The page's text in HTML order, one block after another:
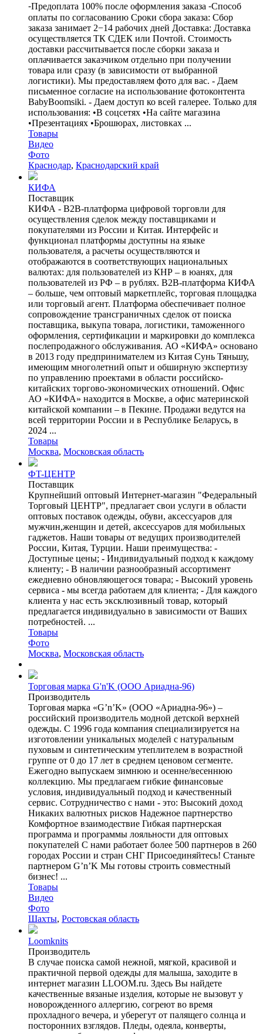
⁃Предоплата 100% после оформления заказа ⁃Способ
оплаты по согласованию Сроки сбора заказа: Сбор
заказа занимает 2−14 рабочих дней Доставка: Доставка
осуществляется ТК СДЕК или Почтой. Стоимость
доставки рассчитывается после сборки заказа и
оплачивается заказчиком отдельно при получении
товара или сразу (в зависимости от выбранной
логистики). Мы предоставляем фото для вас. - Даем
письменное согласие на использование фотоконтента
BabyBoomsiki. - Даем доступ ко всей галерее. Только для
использования: •В соцсетях •На сайте магазина
•Презентациях •Брошюрах, листовках ...
Товары
Видео
Фото
Краснодар, Краснодарский край
КИФА
Поставщик
КИФА - B2B-платформа цифровой торговли для
осуществления сделок между поставщиками и
покупателями из России и Китая. Интерфейс и
функционал платформы доступны на языке
пользователя, а расчеты осуществляются и
отображаются в соответствующих национальных
валютах: для пользователей из КНР – в юанях, для
пользователей из РФ – в рублях. B2B-платформа КИФА
– больше, чем оптовый маркетплейс, торговая площадка
или торговый агент. Платформа обеспечивает полное
сопровождение трансграничных сделок от поиска
поставщика, выкупа товара, логистики, таможенного
оформления, сертификации и маркировки до комплекса
послепродажного обслуживания. АО «КИФА» основано
в 2013 году предпринимателем из Китая Сунь Тяньшу,
имеющим многолетний опыт и обширную экспертизу
по управлению проектами в области российско-
китайских торгово-экономических отношений. Офис
АО «КИФА» находится в Москве, а офис материнской
китайской компании – в Пекине. Продажи ведутся на
всей территории России и в Республике Беларусь, в
2024 ...
Товары
Москва, Московская область
ФT-ЦЕНТР
Поставщик
Крупнейший оптовый Интернет-магазин "Федеральный
Торговый ЦЕНТР", предлагает свои услуги в области
оптовых поставок одежды, обуви, аксессуаров для
мужчин,женщин и детей, аксессуаров для мобильных
гаджетов. Наши товары от ведущих производителей
России, Китая, Турции. Наши преимущества: -
Доступные цены; - Индивидуальный подход к каждому
клиенту; - В наличии разнообразный ассортимент
ежедневно обновляющегося товара; - Высокий уровень
сервиса - мы всегда работаем для клиента; - Для каждого
клиента у нас есть эксклюзивный товар, который
предлагается индивидуально в зависимости от Ваших
потребностей. ...
Товары
Фото
Москва, Московская область
Торговая марка G'n'K (ООО Ариадна-96)
Производитель
Торговая марка «G’n’K» (ООО «Ариадна-96») –
российский производитель модной детской верхней
одежды. С 1996 года компания специализируется на
изготовлении уникальных моделей с натуральным
пуховым и синтетическим утеплителем в возрастной
группе от 0 до 17 лет в среднем ценовом сегменте.
Ежегодно выпускаем зимнюю и осенне/весеннюю
коллекцию. Мы предлагаем гибкие финансовые
условия, индивидуальный подход и качественный
сервис. Сотрудничество с нами - это: Высокий доход
Никаких валютных рисков Надежное партнерство
Комфортное взаимодествие Гибкая партнерская
программа и программы лояльности для оптовых
покупателей С нами работает более 500 партнеров в 260
городах России и стран СНГ Присоединяйтесь! Станьте
партнером G’n’K Мы готовы строить совместный
бизнес! ...
Товары
Видео
Фото
Шахты, Ростовская область
Loomknits
Производитель
В случае поиска самой нежной, мягкой, красивой и
практичной первой одежды для малыша, заходите в
интернет магазин LLOOM.ru. Здесь Вы найдете
качественные вязаные изделия, которые не вызовут у
новорожденного аллергию, согреют во время
прохладного вечера, и уберегут от палящего солнца и
посторонних взглядов. Пледы, одеяла, конверты,